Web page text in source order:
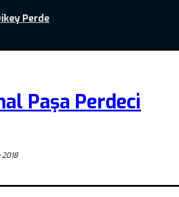
Perde
Paşa Perdeci
2018